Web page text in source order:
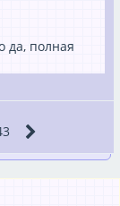
да, полная